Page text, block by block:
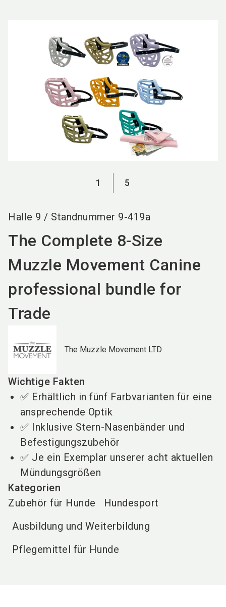
1 5
Halle 9 / Standnummer 9-419a
The Complete 8-Size
Muzzle Movement Canine
professional bundle for
Trade
The Muzzle Movement LTD
Wichtige Fakten
✅ Erhältlich in fünf Farbvarianten für eine
ansprechende Optik
✅ Inklusive Stern-Nasenbänder und
Befestigungszubehör
✅ Je ein Exemplar unserer acht aktuellen
Mündungsgrößen
Kategorien
Zubehör für Hunde
Hundesport
Ausbildung und Weiterbildung
Pflegemittel für Hunde